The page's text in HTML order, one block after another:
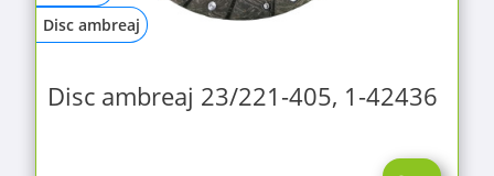
Disc ambreaj
Disc ambreaj 23/221-405, 1-42436